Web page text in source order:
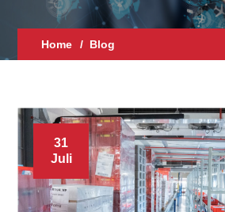
Home Blog
31
Juli